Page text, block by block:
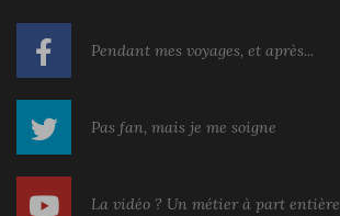
Pendant mes voyages, et après...
Pas fan, mais je me soigne
La vidéo ? Un métier à part entière